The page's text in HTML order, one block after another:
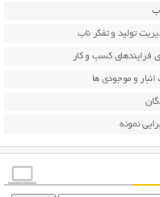
تولید و تفکر ناب
فرایندهای کسب و کار
و موجودی ها
نمونه